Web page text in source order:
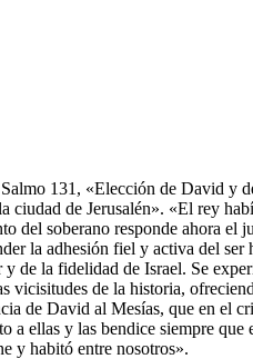
131, «Elección de David y
de Jerusalén». «El rey
del soberano responde ahora
la adhesión fiel y activa del
de la fidelidad de Israel. Se
vicisitudes de la historia,
de David al Mesías, que en el
ellas y las bendice siempre
y habitó entre nosotros».